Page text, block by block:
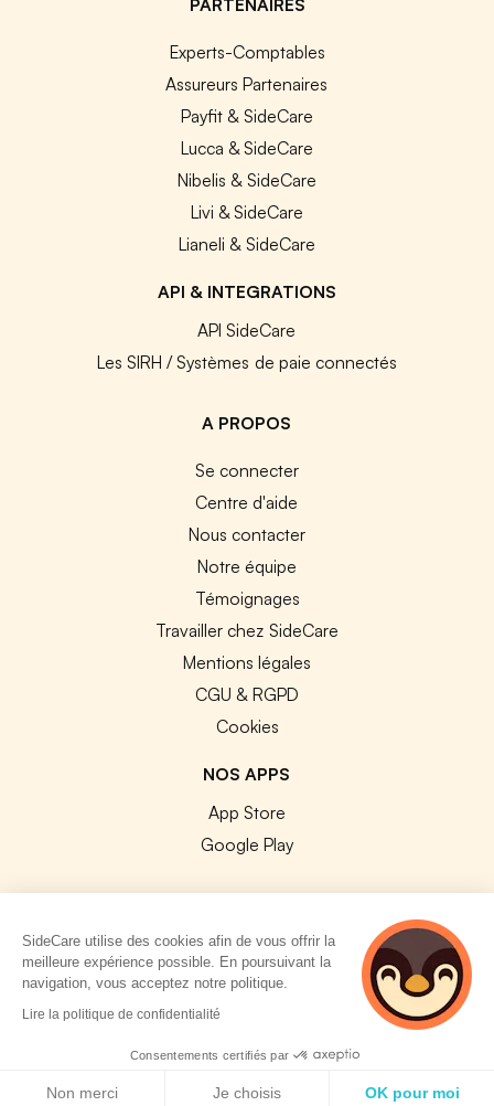
Experts-Comptables
Assureurs Partenaires
Payfit & SideCare
Lucca & SideCare
Nibelis & SideCare
Livi & SideCare
Lianeli & SideCare
API & INTEGRATIONS
API SideCare
Les SIRH / Systèmes de paie connectés
A PROPOS
Se connecter
Centre d'aide
Nous contacter
Notre équipe
Témoignages
Travailler chez SideCare
Mentions légales
CGU & RGPD
Cookies
NOS APPS
App Store
Google Play
© 2026 SideCare. Tous droits réservés.
SideCare utilise des cookies afin de vous offrir la
meilleure expérience possible. En poursuivant la
navigation, vous acceptez notre politique.
Lire la politique de confidentialité
Consentements certifiés par
Non merci Je choisis OK pour moi
4 personnes
consultent
actuellement cette